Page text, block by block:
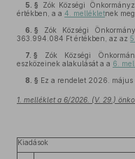
5. § Zók Községi
értékben, a a 4. mellékletnek
6. § Zók Községi
363.994.084 Ft értékben, az az
7. § Zók Községi
eszközeinek alakulását a a 6.
8. § Ez a rendelet 2026. május
1. melléklet a 6/2026. (V. 29.)
Kiadások